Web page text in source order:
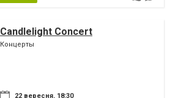
Candlelight Concert
Концерты
22 вересня, 18:30